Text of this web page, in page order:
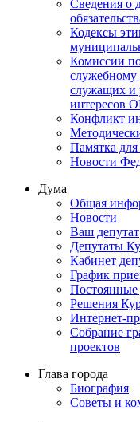
Сведения о
Кодексы
Комиссии
служащих и
интересов
Конфликт
Памятка
Новости
Дума
Общая
Новости
Ваш депутат
Депутаты
Кабинет
График
Постоянные
Решения
Интернет-
Собрание
проектов
Глава города
Биография
Советы и